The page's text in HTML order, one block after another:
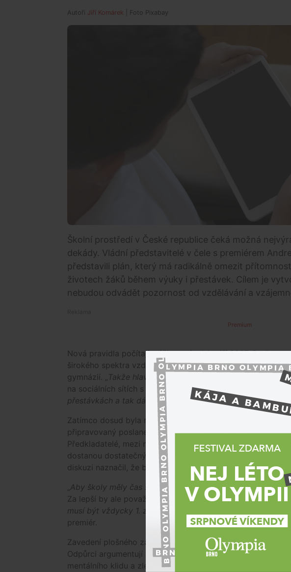
Autoři Jiří Komárek | Foto Pixabay
Školní prostředí v České republice čeká možná
dekády. Vládní představitelé v čele s premiérem
představili plán, který má radikálně omezit
životech žáků během výuky i přestávek. Cílem je
nebudou odvádět pozornost od vzdělávání a
Premium
Nová pravidla počítají s účinností od 1. září 2027. Podle
širokého spektra vzdělávacích institucí od mateřských
gymnázií. „
Takže hlavně žáků do konce povinné školní
na sociálních sítích s tím, že se zákaz vztahuje na celý
přestávkách a tak dále“
Zatímco dosud byla regulace mobilů plně v kompetenci
připravovaný poslanecký návrh má ambici vnést do
Předkladatelé, mezi nimi i ministr školství Robert Plaga
dostanou dostatečný čas na přípravu. I když je
diskuzi naznačil, že by uvítal rychlejší proces.
Aby školy měly čas se připravit a upravit školní řády a
Za lepší by ale považoval zavedení už od letošního září. „
musí být vždycky 1. září a nemohlo by to začít platit nějak
premiér.
Zavedení plošného zákazu bude bezpochyby předmětem
Odpůrci argumentují nutností digitální gramotnosti,
mentálního klidu a zlepšení sociálních vazeb mezi dětmi.